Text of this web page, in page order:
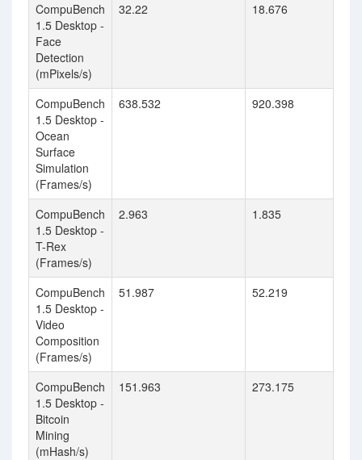
CompuBench
1.5 Desktop -
Face
Detection
(mPixels/s)
32.22 18.676
CompuBench
1.5 Desktop -
Ocean
Surface
Simulation
(Frames/s)
638.532 920.398
CompuBench
1.5 Desktop -
T-Rex
(Frames/s)
2.963 1.835
CompuBench
1.5 Desktop -
Video
Composition
(Frames/s)
51.987 52.219
CompuBench
1.5 Desktop -
Bitcoin
Mining
(mHash/s)
151.963 273.175